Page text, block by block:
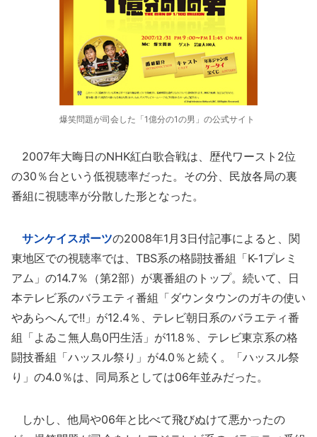
爆笑問題が司会した「1億分の1の男」の公式サイト
2007年大晦日のNHK紅白歌合戦は、歴代ワースト2位
の30％台という低視聴率だった。その分、民放各局の裏
番組に視聴率が分散した形となった。
サンケイスポーツの2008年1月3日付記事によると、関
東地区での視聴率では、TBS系の格闘技番組「K-1プレミ
アム」の14.7％（第2部）が裏番組のトップ。続いて、日
本テレビ系のバラエティ番組「ダウンタウンのガキの使い
やあらへんで!!」が12.4％、テレビ朝日系のバラエティ番
組「よゐこ無人島0円生活」が11.8％、テレビ東京系の格
闘技番組「ハッスル祭り」が4.0％と続く。「ハッスル祭
り」の4.0％は、同局系としては06年並みだった。
しかし、他局や06年と比べて飛びぬけて悪かったの